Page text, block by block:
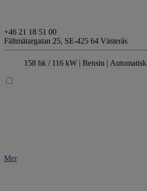
+46 21 18 51 00
Fältmätargatan 25, SE-425 64 Västerås
158 hk / 116 kW | Bensin | Automatisk
Mer